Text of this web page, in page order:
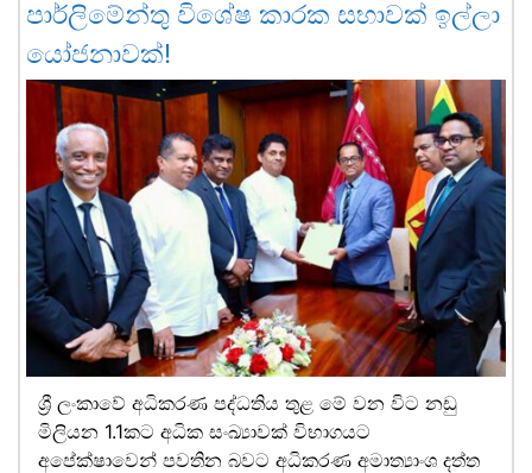
පාර්ලිමේන්තු විශේෂ කාරක සභාවක් ඉල්ලා
යෝජනාවක්!
ශ්‍රී ලංකාවේ අධිකරණ පද්ධතිය තුළ මේ වන විට නඩු
මිලියන 1.1කට අධික සංඛ්‍යාවක් විභාගයට
අපේක්ෂාවෙන් පවතින බවට අධිකරණ අමාත්‍යාංශ දත්ත